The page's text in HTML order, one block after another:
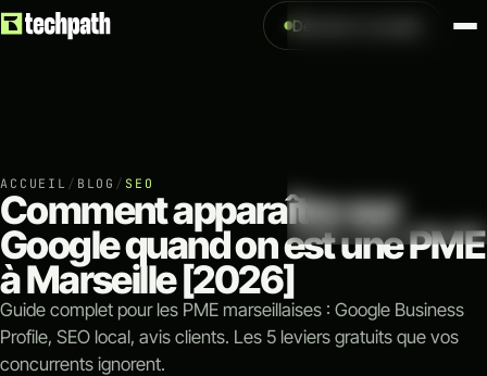
Acquisition ↗
Référencement payant
Démarrer un projet
ACCUEIL / BLOG / SEO
Comment apparaître sur
Google quand on est une PME
à Marseille [2026]
Guide complet pour les PME marseillaises : Google Business
Profile, SEO local, avis clients. Les 5 leviers gratuits que vos
concurrents ignorent.